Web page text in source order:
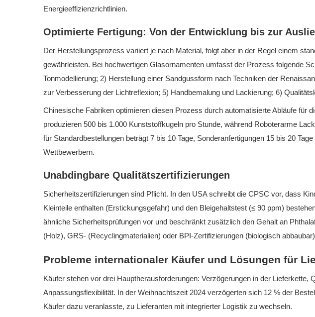
Energieeffizienzrichtlinien.
Optimierte Fertigung: Von der Entwicklung bis zur
Der Herstellungsprozess variiert je nach Material, folgt aber in der Regel einem
gewährleisten. Bei hochwertigen Glasornamenten umfasst der Prozess folgende
Tonmodellierung; 2) Herstellung einer Sandgussform nach Techniken der
zur Verbesserung der Lichtreflexion; 5) Handbemalung und Lackierung; 6)
Chinesische Fabriken optimieren diesen Prozess durch automatisierte Abläufe für
produzieren 500 bis 1.000 Kunststoffkugeln pro Stunde, während Roboterarme
für Standardbestellungen beträgt 7 bis 10 Tage, Sonderanfertigungen 15 bis 20
Wettbewerbern.
Unabdingbare Qualitätszertifizierungen
Sicherheitszertifizierungen sind Pflicht. In den USA schreibt die CPSC vor, dass
Kleinteile enthalten (Erstickungsgefahr) und den Bleigehaltstest (≤ 90 ppm)
ähnliche Sicherheitsprüfungen vor und beschränkt zusätzlich den Gehalt an
(Holz), GRS- (Recyclingmaterialien) oder BPI-Zertifizierungen (biologisch
Probleme internationaler Käufer und Lösungen für
Käufer stehen vor drei Hauptherausforderungen: Verzögerungen in der Lieferkette,
Anpassungsflexibilität. In der Weihnachtszeit 2024 verzögerten sich 12 % der
Käufer dazu veranlasste, zu Lieferanten mit integrierter Logistik zu wechseln.